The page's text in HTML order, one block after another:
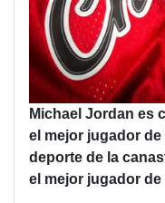
Michael Jordan es
el mejor jugador
deporte de la
el mejor jugador